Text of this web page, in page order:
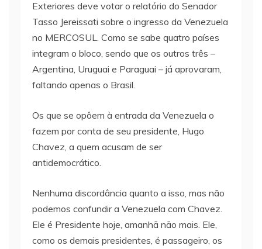
Exteriores deve votar o relatório do Senador
Tasso Jereissati sobre o ingresso da Venezuela
no MERCOSUL. Como se sabe quatro países
integram o bloco, sendo que os outros três –
Argentina, Uruguai e Paraguai – já aprovaram,
faltando apenas o Brasil.
Os que se opôem à entrada da Venezuela o
fazem por conta de seu presidente, Hugo
Chavez, a quem acusam de ser
antidemocrático.
Nenhuma discordância quanto a isso, mas não
podemos confundir a Venezuela com Chavez.
Ele é Presidente hoje, amanhã não mais. Ele,
como os demais presidentes, é passageiro, os